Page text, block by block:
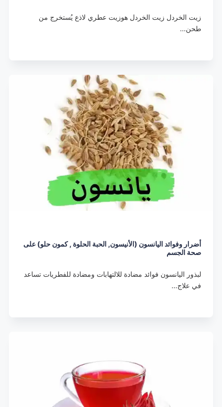
زيت الخردل زيت الخردل هوزيت عطري لاذع يُستخرج من
طحن…
أضرار وفوائد اليانسون (الأنيسون, الحبة الحلوة , كمون حلو) على
صحة الجسم
لبذور اليانسون فوائد مضادة للالتهابات ومضادة للفطريات تساعد
في علاج…